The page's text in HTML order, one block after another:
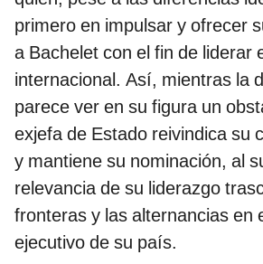
primero en impulsar y ofrecer
a Bachelet con el fin de liderar
internacional. Así, mientras la
parece ver en su figura un
exjefa de Estado reivindica su
y mantiene su nominación, al
relevancia de su liderazgo
fronteras y las alternancias en
ejecutivo de su país.